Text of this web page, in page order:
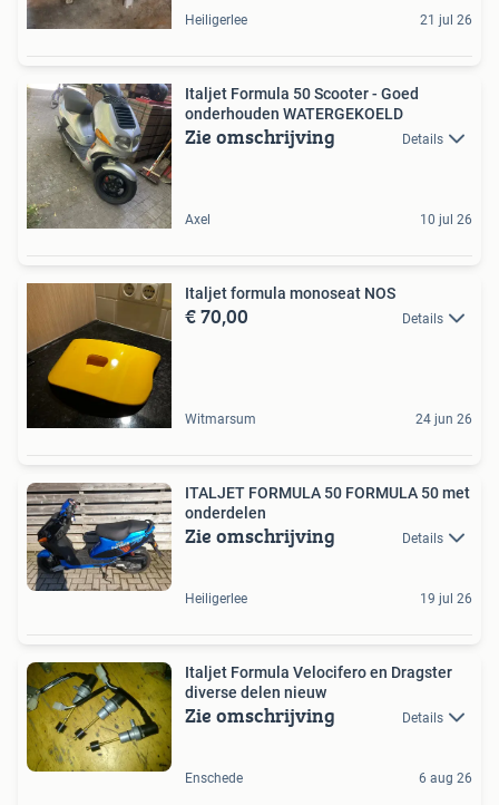
Heiligerlee 21 jul 26
Italjet Formula 50 Scooter - Goed
onderhouden WATERGEKOELD
Zie omschrijving Details
Axel 10 jul 26
Italjet formula monoseat NOS
€ 70,00 Details
Witmarsum 24 jun 26
ITALJET FORMULA 50 FORMULA 50 met
onderdelen
Zie omschrijving Details
Heiligerlee 19 jul 26
Italjet Formula Velocifero en Dragster
diverse delen nieuw
Zie omschrijving Details
Enschede 6 aug 26